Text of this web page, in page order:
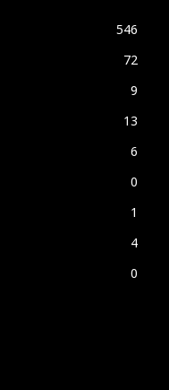
546
72
9
13
6
0
1
4
0